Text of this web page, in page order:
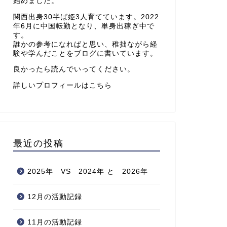
関西出身30半ば姫3人育てています。2022
年6月に中国転勤となり、単身出稼ぎ中で
す。
誰かの参考になればと思い、稚拙ながら経
験や学んだことをブログに書いています。
良かったら読んでいってください。
詳しいプロフィールはこちら
最近の投稿
2025年 VS 2024年 と 2026年
12月の活動記録
11月の活動記録